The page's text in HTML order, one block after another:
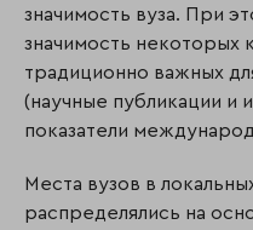
значимость вуза. При
значимость некоторых
традиционно важных
(научные публикации и
показатели
Места вузов в
распределялись на